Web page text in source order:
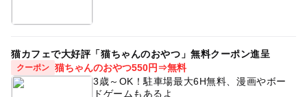
猫カフェで大好評「猫ちゃんのおやつ」無料クーポン進呈
クーポン 猫ちゃんのおやつ550円⇒無料
3歳～OK！駐車場最大6H無料、漫画やボー
ドゲームもあるよ